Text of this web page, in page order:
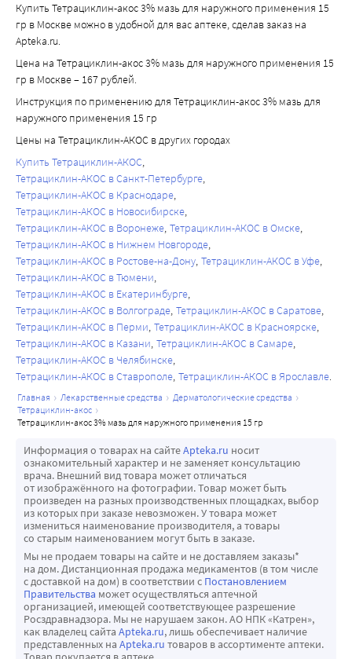
Купить Тетрациклин-акос 3% мазь для наружного применения 15
гр в Москве можно в удобной для вас аптеке, сделав заказ на
Apteka.ru.
Цена на Тетрациклин-акос 3% мазь для наружного применения 15
гр в Москве – 167 рублей.
Инструкция по применению для Тетрациклин-акос 3% мазь для
наружного применения 15 гр
Цены на Тетрациклин-АКОС в других городах
Купить Тетрациклин-АКОС
Тетрациклин-АКОС в Санкт-Петербурге
Тетрациклин-АКОС в Краснодаре
Тетрациклин-АКОС в Новосибирске
Тетрациклин-АКОС в Воронеже Тетрациклин-АКОС в Омске
Тетрациклин-АКОС в Нижнем Новгороде
Тетрациклин-АКОС в Ростове-на-Дону Тетрациклин-АКОС в Уфе
Тетрациклин-АКОС в Тюмени
Тетрациклин-АКОС в Екатеринбурге
Тетрациклин-АКОС в Волгограде Тетрациклин-АКОС в Саратове
Тетрациклин-АКОС в Перми Тетрациклин-АКОС в Красноярске
Тетрациклин-АКОС в Казани Тетрациклин-АКОС в Самаре
Тетрациклин-АКОС в Челябинске
Тетрациклин-АКОС в Ставрополе Тетрациклин-АКОС в Ярославле
главная лекарственные средства
дерматологические средства
тетрациклин-акос
тетрациклин-акос 3% мазь для наружного применения 15 гр
Информация о товарах на сайтеApteka.ru носит
ознакомительный характер и не заменяет консультацию
врача. Внешний вид товара может отличаться
от изображённого на фотографии. Товар может быть
произведен на разных производственных площадках, выбор
из которых при заказе невозможен. У товара может
измениться наименование производителя, а товары
со старым наименованием могут быть в заказе.
Мы не продаем товары на сайте и не доставляем заказы*
на дом. Дистанционная продажа медикаментов (в том числе
с доставкой на дом) в соответствии с Постановлением
Правительства может осуществляться аптечной
организацией, имеющей соответствующее разрешение
Росздравнадзора. Мы не нарушаем закон. АО НПК «Катрен»,
как владелец сайта Apteka.ru, лишь обеспечивает наличие
представленных на Apteka.ru товаров в ассортименте аптеки.